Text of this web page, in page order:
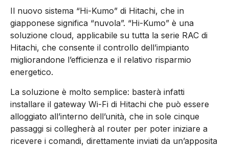
Il nuovo sistema “Hi-Kumo” di Hitachi, che in
giapponese significa “nuvola”. “Hi-Kumo” è una
soluzione cloud, applicabile su tutta la serie RAC di
Hitachi, che consente il controllo dell’impianto
migliorandone l’efficienza e il relativo risparmio
energetico.
La soluzione è molto semplice: basterà infatti
installare il gateway Wi-Fi di Hitachi che può essere
alloggiato all’interno dell’unità, che in sole cinque
passaggi si collegherà al router per poter iniziare a
ricevere i comandi, direttamente inviati da un’apposita